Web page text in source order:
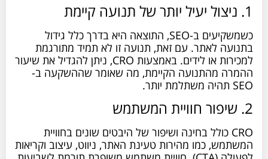
1. ניצול יעיל יותר של תנועה קיימת
כשמשקיעים ב-SEO, התוצאה היא בדרך כלל גידול
בתנועה לאתר. עם זאת, תנועה זו לא תמיד מתורגמת
למכירות או לידים. באמצעות CRO, ניתן להגדיל את שיעור
ההמרה מהתנועה הקיימת, מה שאומר שההשקעה ב-
SEO תהיה משתלמת יותר.
2. שיפור חוויית המשתמש
CRO כולל בחינה ושיפור של היבטים שונים בחוויית
המשתמש, כמו מהירות טעינת האתר, ניווט, עיצוב וקריאות